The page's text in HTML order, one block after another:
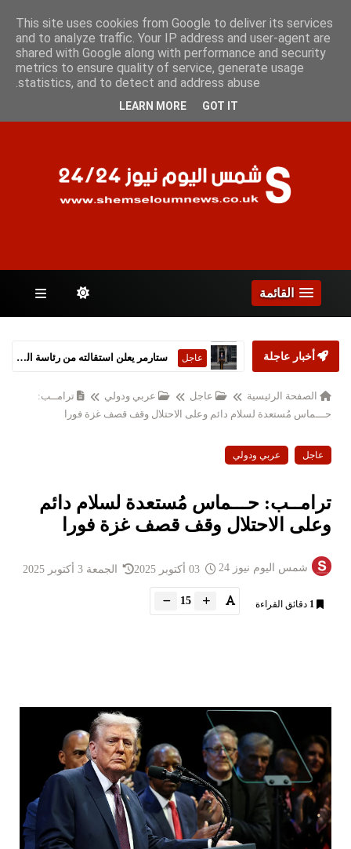
الصفحات
القائمة
أخبار عاجلة عاجل ستارمر يعلن استقالته من رئاسة الحكومة البريطانية
الصفحة الرئيسية عاجل عربي ودولي
ترامــب:
حـــماس مُستعدة لسلام دائم وعلى الاحتلال وقف قصف غزة فورا
عاجل عربي ودولي
ترامــب: حـــماس مُستعدة لسلام دائم
وعلى الاحتلال وقف قصف غزة فورا
شمس اليوم نيوز 24 الجمعة 3 أكتوبر 2025
1 دقائق القراءة 15
This site uses cookies from Google to deliver its services
and to analyze traffic. Your IP address and user-agent are
shared with Google along with performance and security
metrics to ensure quality of service, generate usage
statistics, and to detect and address abuse.
LEARN MORE GOT IT